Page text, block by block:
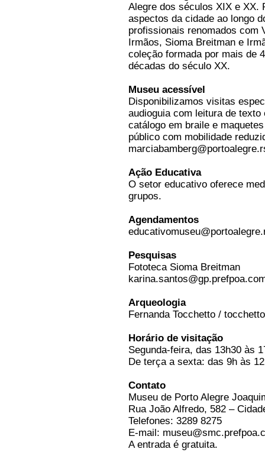
Alegre dos séculos XIX e XX.
aspectos da cidade ao longo
profissionais renomados com
Irmãos, Sioma Breitman e
coleção formada por mais de
décadas do século XX.
Museu acessível
Disponibilizamos visitas
audioguia com leitura de
catálogo em braile e
público com mobilidade
Ação Educativa
O setor educativo oferece
grupos.
Agendamentos
Pesquisas
Fototeca Sioma Breitman
Arqueologia
Fernanda Tocchetto /
Horário de visitação
Segunda-feira, das 13h30 às
De terça a sexta: das 9h às
Contato
Museu de Porto Alegre
Rua João Alfredo, 582 –
Telefones: 3289 8275
E-mail:
A entrada é gratuita.